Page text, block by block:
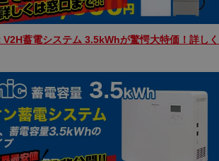
蓄電システム 3.5kWhが驚愕大特価！詳しく